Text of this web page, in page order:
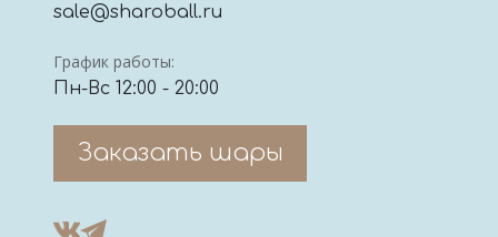
sale@sharoball.ru
График работы:
Пн-Вс 12:00 - 20:00
Заказать шары